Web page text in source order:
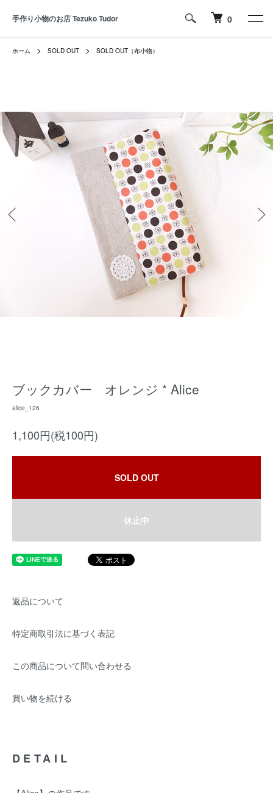
手作り小物のお店 Tezuko Tudor 0
ホーム SOLD OUT SOLD OUT（布小物）
ブックカバー オレンジ * Alice
alice_126
1,100円(税100円)
SOLD OUT
休止中
返品について
特定商取引法に基づく表記
この商品について問い合わせる
買い物を続ける
DETAIL